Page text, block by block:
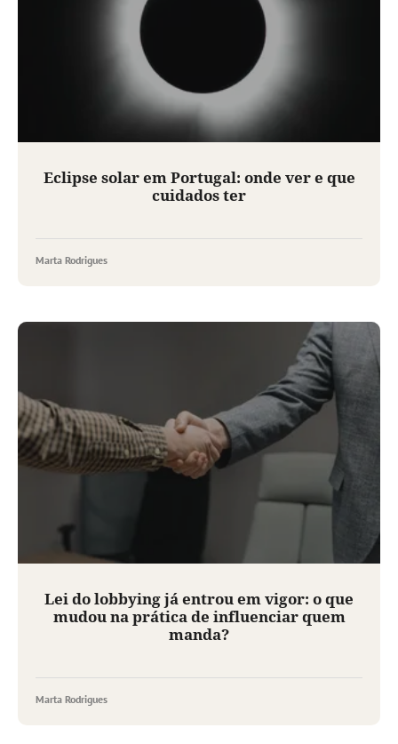
Eclipse solar em Portugal: onde ver e que
cuidados ter
Marta Rodrigues
Lei do lobbying já entrou em vigor: o que
mudou na prática de influenciar quem
manda?
Marta Rodrigues